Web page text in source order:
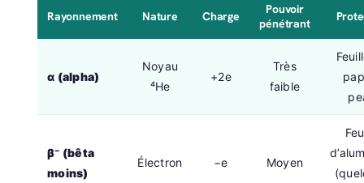
Rayonnement Nature Charge
Pouvoir
pénétrant
α (alpha)
Noyau
⁴He
+2e
Très
faible
β⁻ (bêta
moins)
Électron −e Moyen